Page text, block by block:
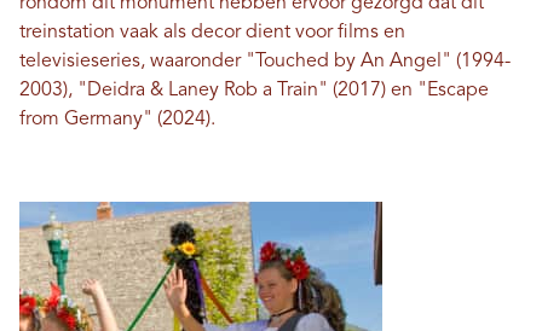
treinstation vaak als decor dient voor films en
televisieseries, waaronder "Touched by An Angel" (1994-
2003), "Deidra & Laney Rob a Train" (2017) en "Escape
from Germany" (2024).